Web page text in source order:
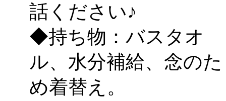
話ください♪
◆持ち物：バスタオ
ル、水分補給、念のた
め着替え。